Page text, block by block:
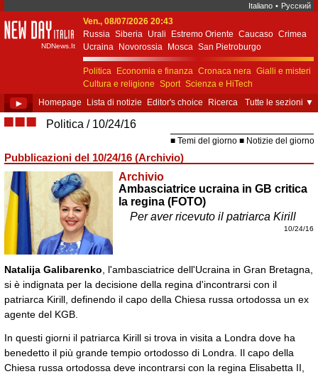
Italiano • Русский
New Day Italia
NDNews.It
Ven., 08/07/2026 20:43
Russia Siberia Urali Estremo Oriente Caucaso Crimea
Ucraina
Novorossia Mosca San Pietroburgo
Ekaterinburgo Kiev Simferopol
Sebastopoli
Politica
Economia e finanza Cronaca nera Gialli e misteri
Cultura e religione Sport Scienza e HiTech
Costume e società
Unione Europea
► Homepage Lista di notizie Editor's choice Ricerca Tutte le sezioni ▼
■■■ Politica 10/24/16
Temi del giorno Notizie del giorno
Pubblicazioni del 10/24/16 (Archivio)
Archivio
Ambasciatrice ucraina in GB critica
la regina (FOTO)
Per aver ricevuto il patriarca Kirill
10/24/16
Natalija Galibarenko , l'ambasciatrice dell'Ucraina in Gran Bretagna,
si è indignata per la decisione della regina d'incontrarsi con il
patriarca Kirill, definendo il capo della Chiesa russa ortodossa un ex
agente del KGB.
In questi giorni il patriarca Kirill si trova in visita a Londra dove ha
benedetto il più grande tempio ortodosso di Londra. Il capo della
Chiesa russa ortodossa deve incontrarsi con la regina Elisabetta II,